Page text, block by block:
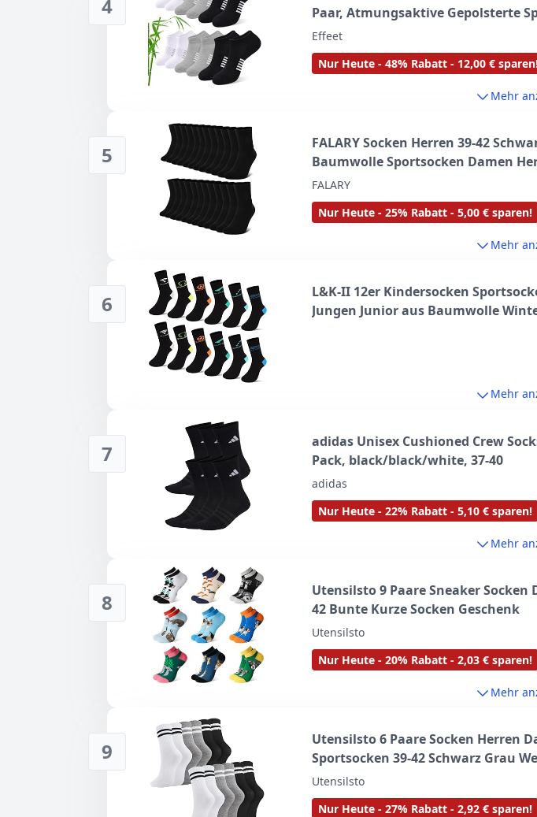
4
Paar, Atmungsaktive Gepolsterte
Laufsocken, Anti Schweiß Kurze
Damen 39-42 35-38 Bunt, Geschenke
Frauen Sommer, Schwarz Weiß Grau
Effeet
Nur Heute - 48% Rabatt - 12,00 €
Mehr
5
FALARY Socken Herren 39-42
Baumwolle Sportsocken Damen
12 Paar Sport Socks Winter
Business Socken
FALARY
Nur Heute - 25% Rabatt - 5,00 € sparen!
Mehr
6
L&K-II 12er Kindersocken
Jungen Junior aus Baumwolle
Mehr
7
adidas Unisex Cushioned Crew
Pack, black/black/white, 37-40
adidas
Nur Heute - 22% Rabatt - 5,10 € sparen!
Mehr
8
Utensilsto 9 Paare Sneaker Socken
42 Bunte Kurze Socken Geschenk
Utensilsto
Nur Heute - 20% Rabatt - 2,03 € sparen!
Mehr
9
Utensilsto 6 Paare Socken Herren
Sportsocken 39-42 Schwarz Grau
Utensilsto
Nur Heute - 27% Rabatt - 2,92 € sparen!